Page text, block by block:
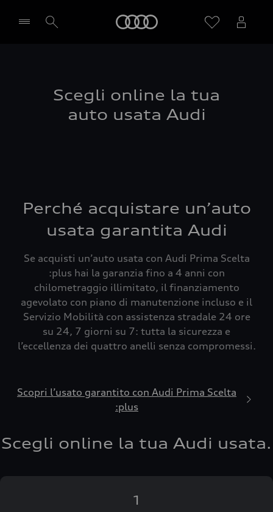
Scegli online la tua
auto usata Audi
Perché acquistare un’auto
usata garantita Audi
Se acquisti un’auto usata con Audi Prima Scelta
:plus hai la garanzia fino a 4 anni con
chilometraggio illimitato, il finanziamento
agevolato con piano di manutenzione incluso e il
Servizio Mobilità con assistenza stradale 24 ore
su 24, 7 giorni su 7: tutta la sicurezza e
l’eccellenza dei quattro anelli senza compromessi.
Scopri l’usato garantito con Audi Prima Scelta
:plus
Scegli online la tua Audi usata.
1